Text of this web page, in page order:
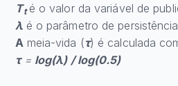
Tt é o valor da variável de
λ é o parâmetro de persistência
A meia-vida (τ) é calculada
τ = log(λ) / log(0.5)